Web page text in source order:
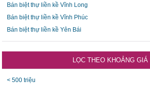
Bán biệt thự liền kề Vĩnh Long
Bán biệt thự liền kề Vĩnh Phúc
Bán biệt thự liền kề Yên Bái
LỌC THEO KHOẢNG GIÁ
< 500 triệu